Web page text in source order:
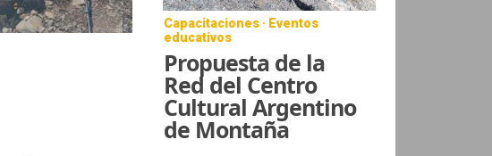
Capacitaciones · Eventos
educativos
Propuesta de la
Red del Centro
Cultural Argentino
de Montaña